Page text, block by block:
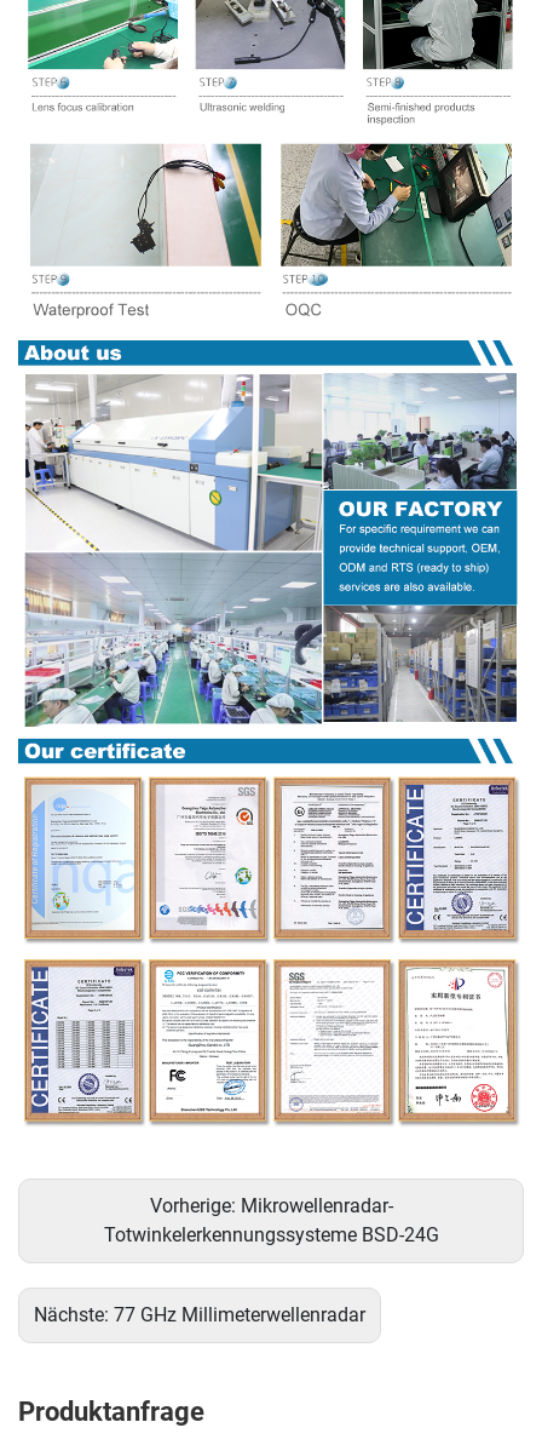
Vorherige: Mikrowellenradar-
Totwinkelerkennungssysteme BSD-24G
Nächste: 77 GHz Millimeterwellenradar
Produktanfrage